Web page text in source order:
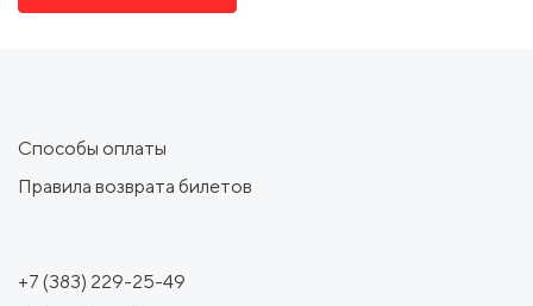
Способы оплаты
Правила возврата билетов
+7 (383) 229-25-49